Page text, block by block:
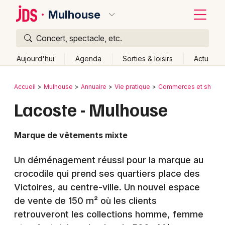
Mulhouse
Concert, spectacle, etc.
Aujourd'hui Agenda Sorties & loisirs Actu
Publier un événement
Activité & Expérience
Manifestations
Bordeaux
Marseille
Mulhouse
Retour
Accueil Mulhouse Annuaire Vie pratique Commerces et
Lacoste - Mulhouse
Marque de vêtements mixte
Un déménagement réussi pour la marque au
crocodile qui prend ses quartiers place des
Victoires, au centre-ville. Un nouvel espace
de vente de 150 m² où les clients
retrouveront les collections homme, femme
Quoi ?
Où ?
Partout
Près de moi Changer de lieu
Quand ?